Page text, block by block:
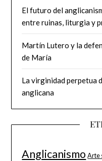
El futuro del
entre ruinas, liturgia y
Martín Lutero y la
de María
La virginidad perpetua
anglicana
Anglicanismo Arte